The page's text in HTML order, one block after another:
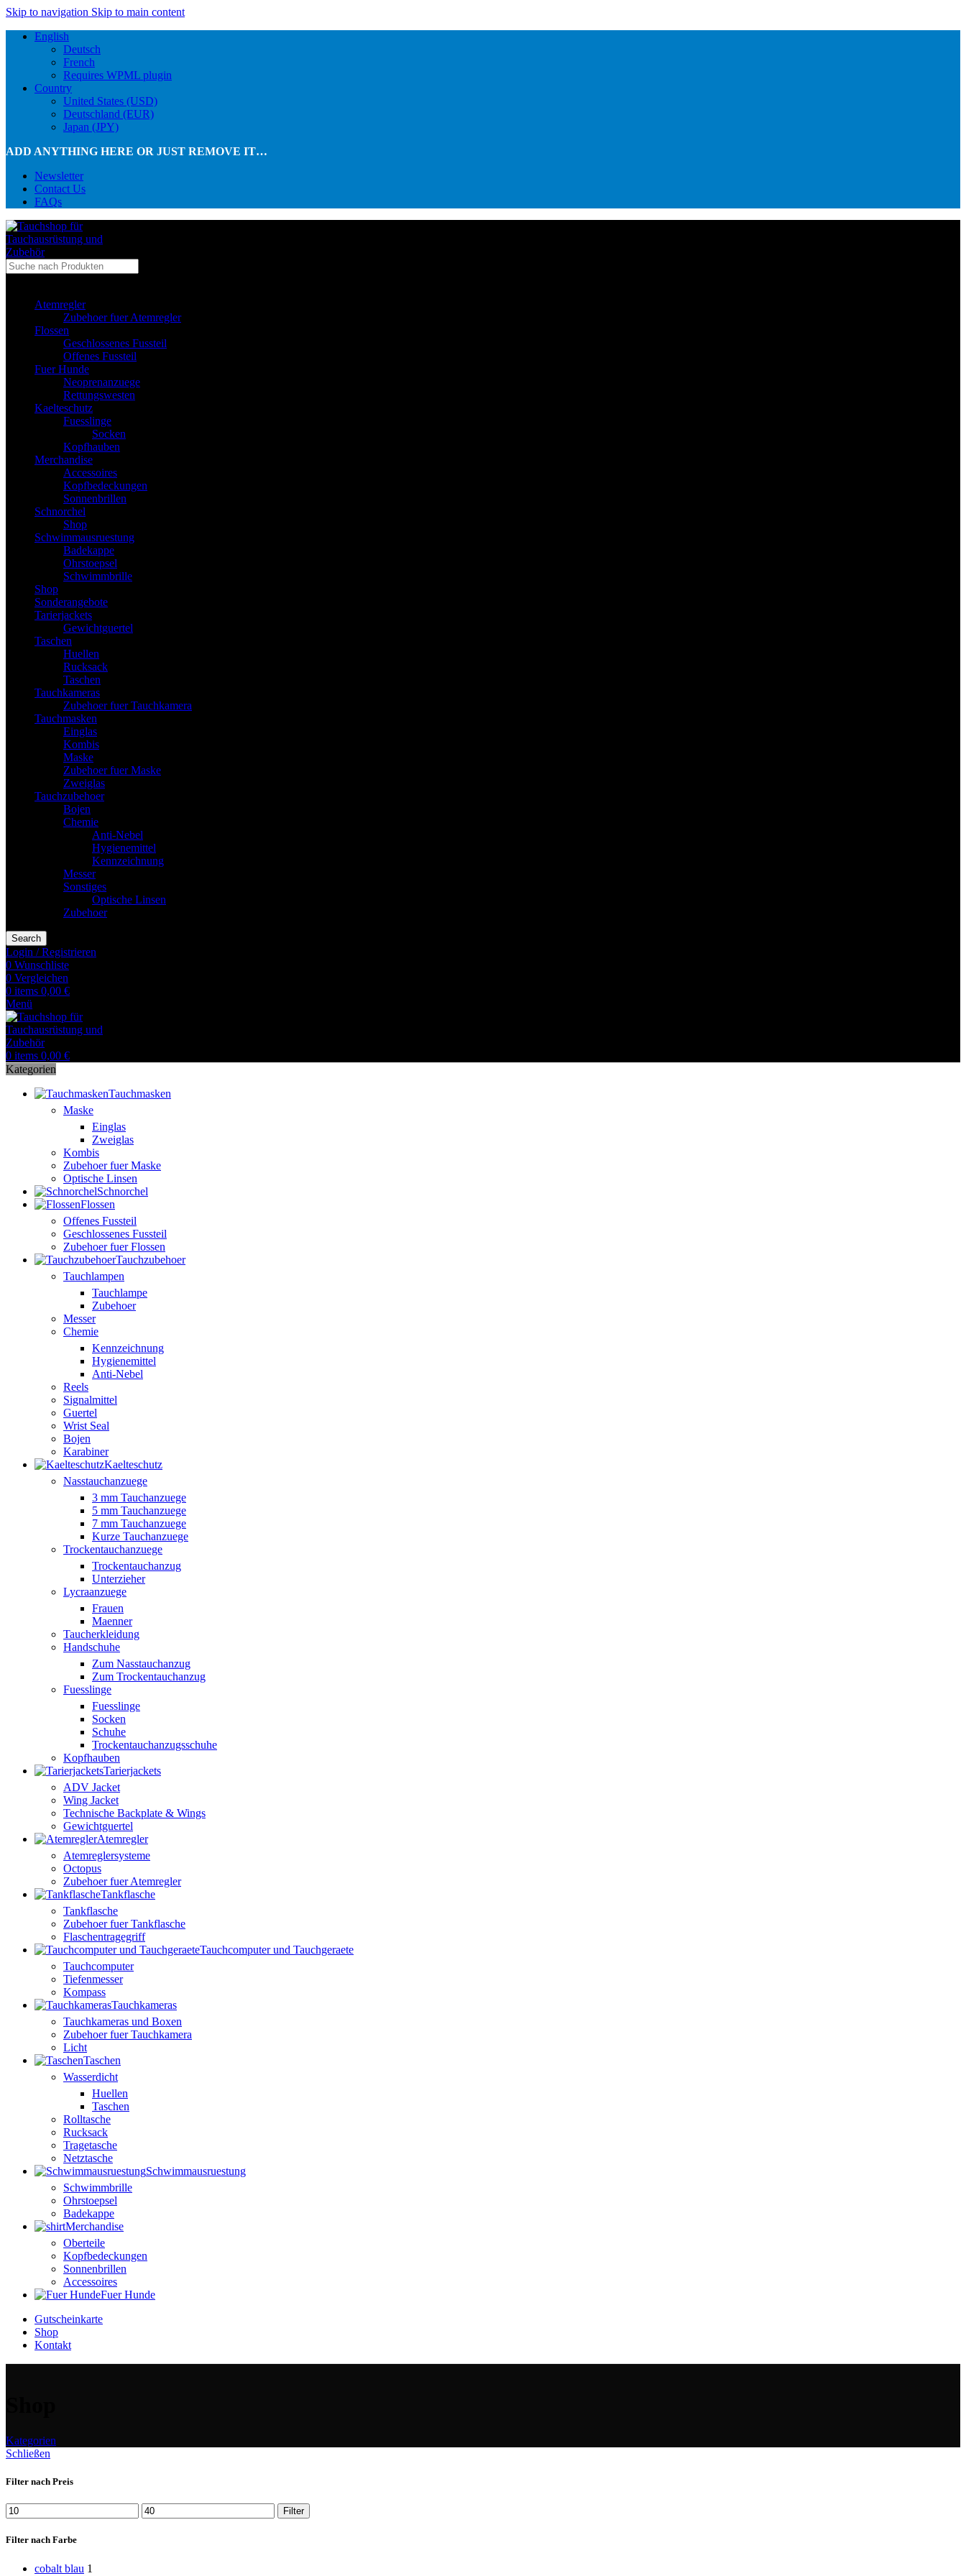
Skip to navigation Skip to main content
English
Deutsch
French
Requires WPML plugin
Country
United States (USD)
Deutschland (EUR)
Japan (JPY)
ADD ANYTHING HERE OR JUST REMOVE IT…
Newsletter
Contact Us
FAQs
Atemregler
Zubehoer fuer Atemregler
Flossen
Geschlossenes Fussteil
Offenes Fussteil
Fuer Hunde
Neoprenanzuege
Rettungswesten
Kaelteschutz
Fuesslinge
Socken
Kopfhauben
Merchandise
Accessoires
Kopfbedeckungen
Sonnenbrillen
Schnorchel
Shop
Schwimmausruestung
Badekappe
Ohrstoepsel
Schwimmbrille
Shop
Sonderangebote
Tarierjackets
Gewichtguertel
Taschen
Huellen
Rucksack
Taschen
Tauchkameras
Zubehoer fuer Tauchkamera
Tauchmasken
Einglas
Kombis
Maske
Zubehoer fuer Maske
Zweiglas
Tauchzubehoer
Bojen
Chemie
Anti-Nebel
Hygienemittel
Kennzeichnung
Messer
Sonstiges
Optische Linsen
Zubehoer
Search
Login / Registrieren
0 Wunschliste
0 Vergleichen
0 items 0,00 €
Menü
0 items 0,00 €
Kategorien
Tauchmasken
Maske
Einglas
Zweiglas
Kombis
Zubehoer fuer Maske
Optische Linsen
Schnorchel
Flossen
Offenes Fussteil
Geschlossenes Fussteil
Zubehoer fuer Flossen
Tauchzubehoer
Tauchlampen
Tauchlampe
Zubehoer
Messer
Chemie
Kennzeichnung
Hygienemittel
Anti-Nebel
Reels
Signalmittel
Guertel
Wrist Seal
Bojen
Karabiner
Kaelteschutz
Nasstauchanzuege
3 mm Tauchanzuege
5 mm Tauchanzuege
7 mm Tauchanzuege
Kurze Tauchanzuege
Trockentauchanzuege
Trockentauchanzug
Unterzieher
Lycraanzuege
Frauen
Maenner
Taucherkleidung
Handschuhe
Zum Nasstauchanzug
Zum Trockentauchanzug
Fuesslinge
Fuesslinge
Socken
Schuhe
Trockentauchanzugsschuhe
Kopfhauben
Tarierjackets
ADV Jacket
Wing Jacket
Technische Backplate & Wings
Gewichtguertel
Atemregler
Atemreglersysteme
Octopus
Zubehoer fuer Atemregler
Tankflasche
Tankflasche
Zubehoer fuer Tankflasche
Flaschentragegriff
Tauchcomputer und Tauchgeraete
Tauchcomputer
Tiefenmesser
Kompass
Tauchkameras
Tauchkameras und Boxen
Zubehoer fuer Tauchkamera
Licht
Taschen
Wasserdicht
Huellen
Taschen
Rolltasche
Rucksack
Tragetasche
Netztasche
Schwimmausruestung
Schwimmbrille
Ohrstoepsel
Badekappe
Merchandise
Oberteile
Kopfbedeckungen
Sonnenbrillen
Accessoires
Fuer Hunde
Gutscheinkarte
Shop
Kontakt
Kategorien
Schließen
Filter nach Preis
Min.
Preis
Max.
Preis
Filter
Filter nach Farbe
cobalt blau 1